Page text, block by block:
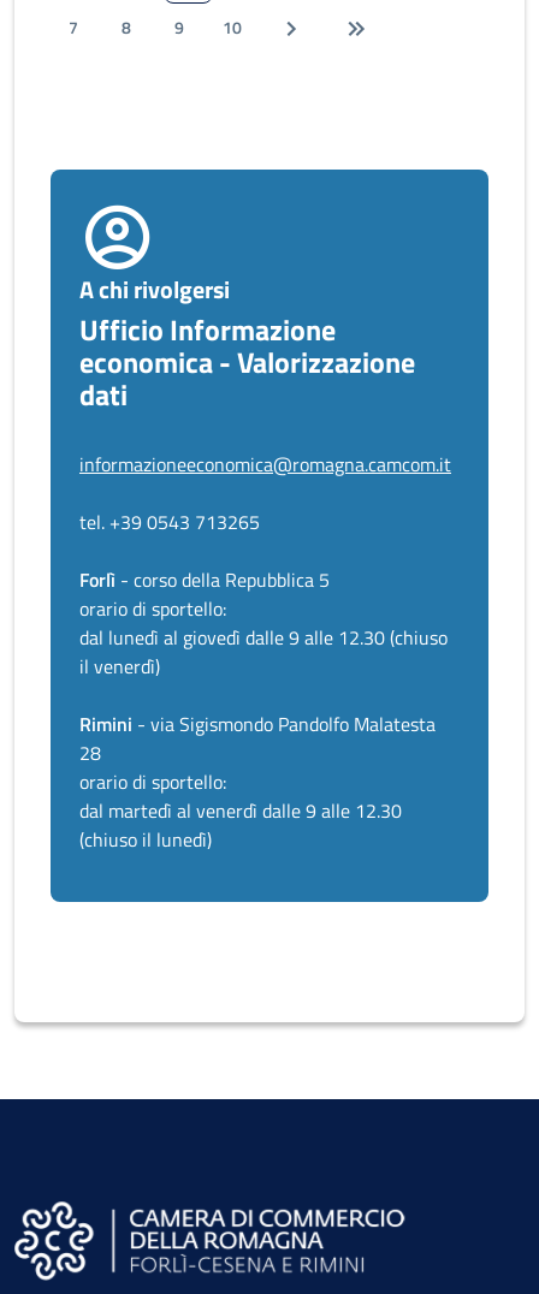
7
8 9 10
A chi rivolgersi
Ufficio Informazione
economica - Valorizzazione
dati
informazioneeconomica@romagna.camcom.it
tel. +39 0543 713265
Forlì - corso della Repubblica 5
orario di sportello:
dal lunedì al giovedì dalle 9 alle 12.30 (chiuso
il venerdì)
Rimini - via Sigismondo Pandolfo Malatesta
28
orario di sportello:
dal martedì al venerdì dalle 9 alle 12.30
(chiuso il lunedì)